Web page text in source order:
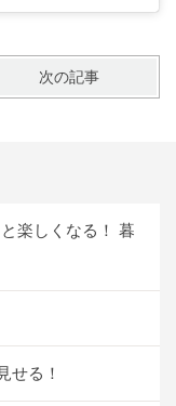
次の記事
楽しくなる！ 暮
せる！